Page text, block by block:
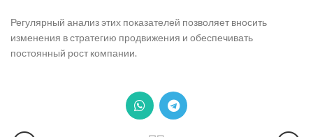
Регулярный анализ этих показателей позволяет вносить
изменения в стратегию продвижения и обеспечивать
постоянный рост компании.